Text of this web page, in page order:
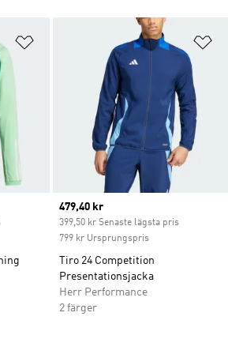
Lägg till på önskelistan
Current price
479,40 kr
399,50 kr Senaste lägsta pris
799 kr Ursprungspris
Tiro 24 Competition
Presentationsjacka
Herr Performance
2 färger